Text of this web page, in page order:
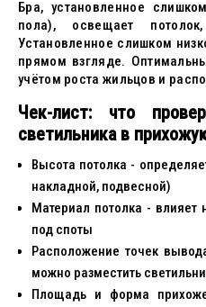
Бра, установленное
пола), освещает
Установленное слишком
прямом взгляде.
учётом роста жильцов и
Чек-лист: что
светильника в
Высота потолка -
накладной, подвесной)
Материал потолка - влияет
под споты
Расположение точек
можно разместить
Площадь и форма